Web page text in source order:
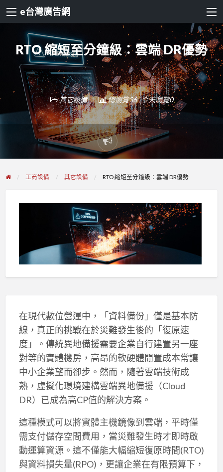
e台灣廣告網
RTO 縮短至分鐘級：雲端 DR優勢
其它設備 總瀏覽36 , 今天瀏覽0
Report
problem
工商設備 其它設備 RTO 縮短至分鐘級：雲端 DR優勢
在現代數位營運中，「資料備份」僅是基本防
線，真正的挑戰在於災難發生後的「復原速
度」。傳統異地備援需要企業自行建置另一座
對等的實體機房，高昂的軟硬體閒置成本常讓
中小企業望而卻步。然而，隨著雲端技術成
熟，虛擬化環境建構雲端異地備援（Cloud
DR）已成為高CP值的解決方案。
這種模式可以將實體主機鏡像到雲端，平時僅
需支付儲存空間費用，當災難發生時才即時啟
動運算資源。這不僅能大幅縮短復原時間(RTO)
與資料損失量(RPO)，更讓企業在有限預算下，